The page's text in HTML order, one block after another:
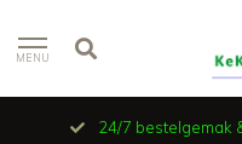
MENU
24/7 bestelgemak